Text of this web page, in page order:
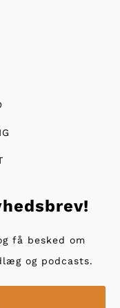
få besked om
og podcasts.